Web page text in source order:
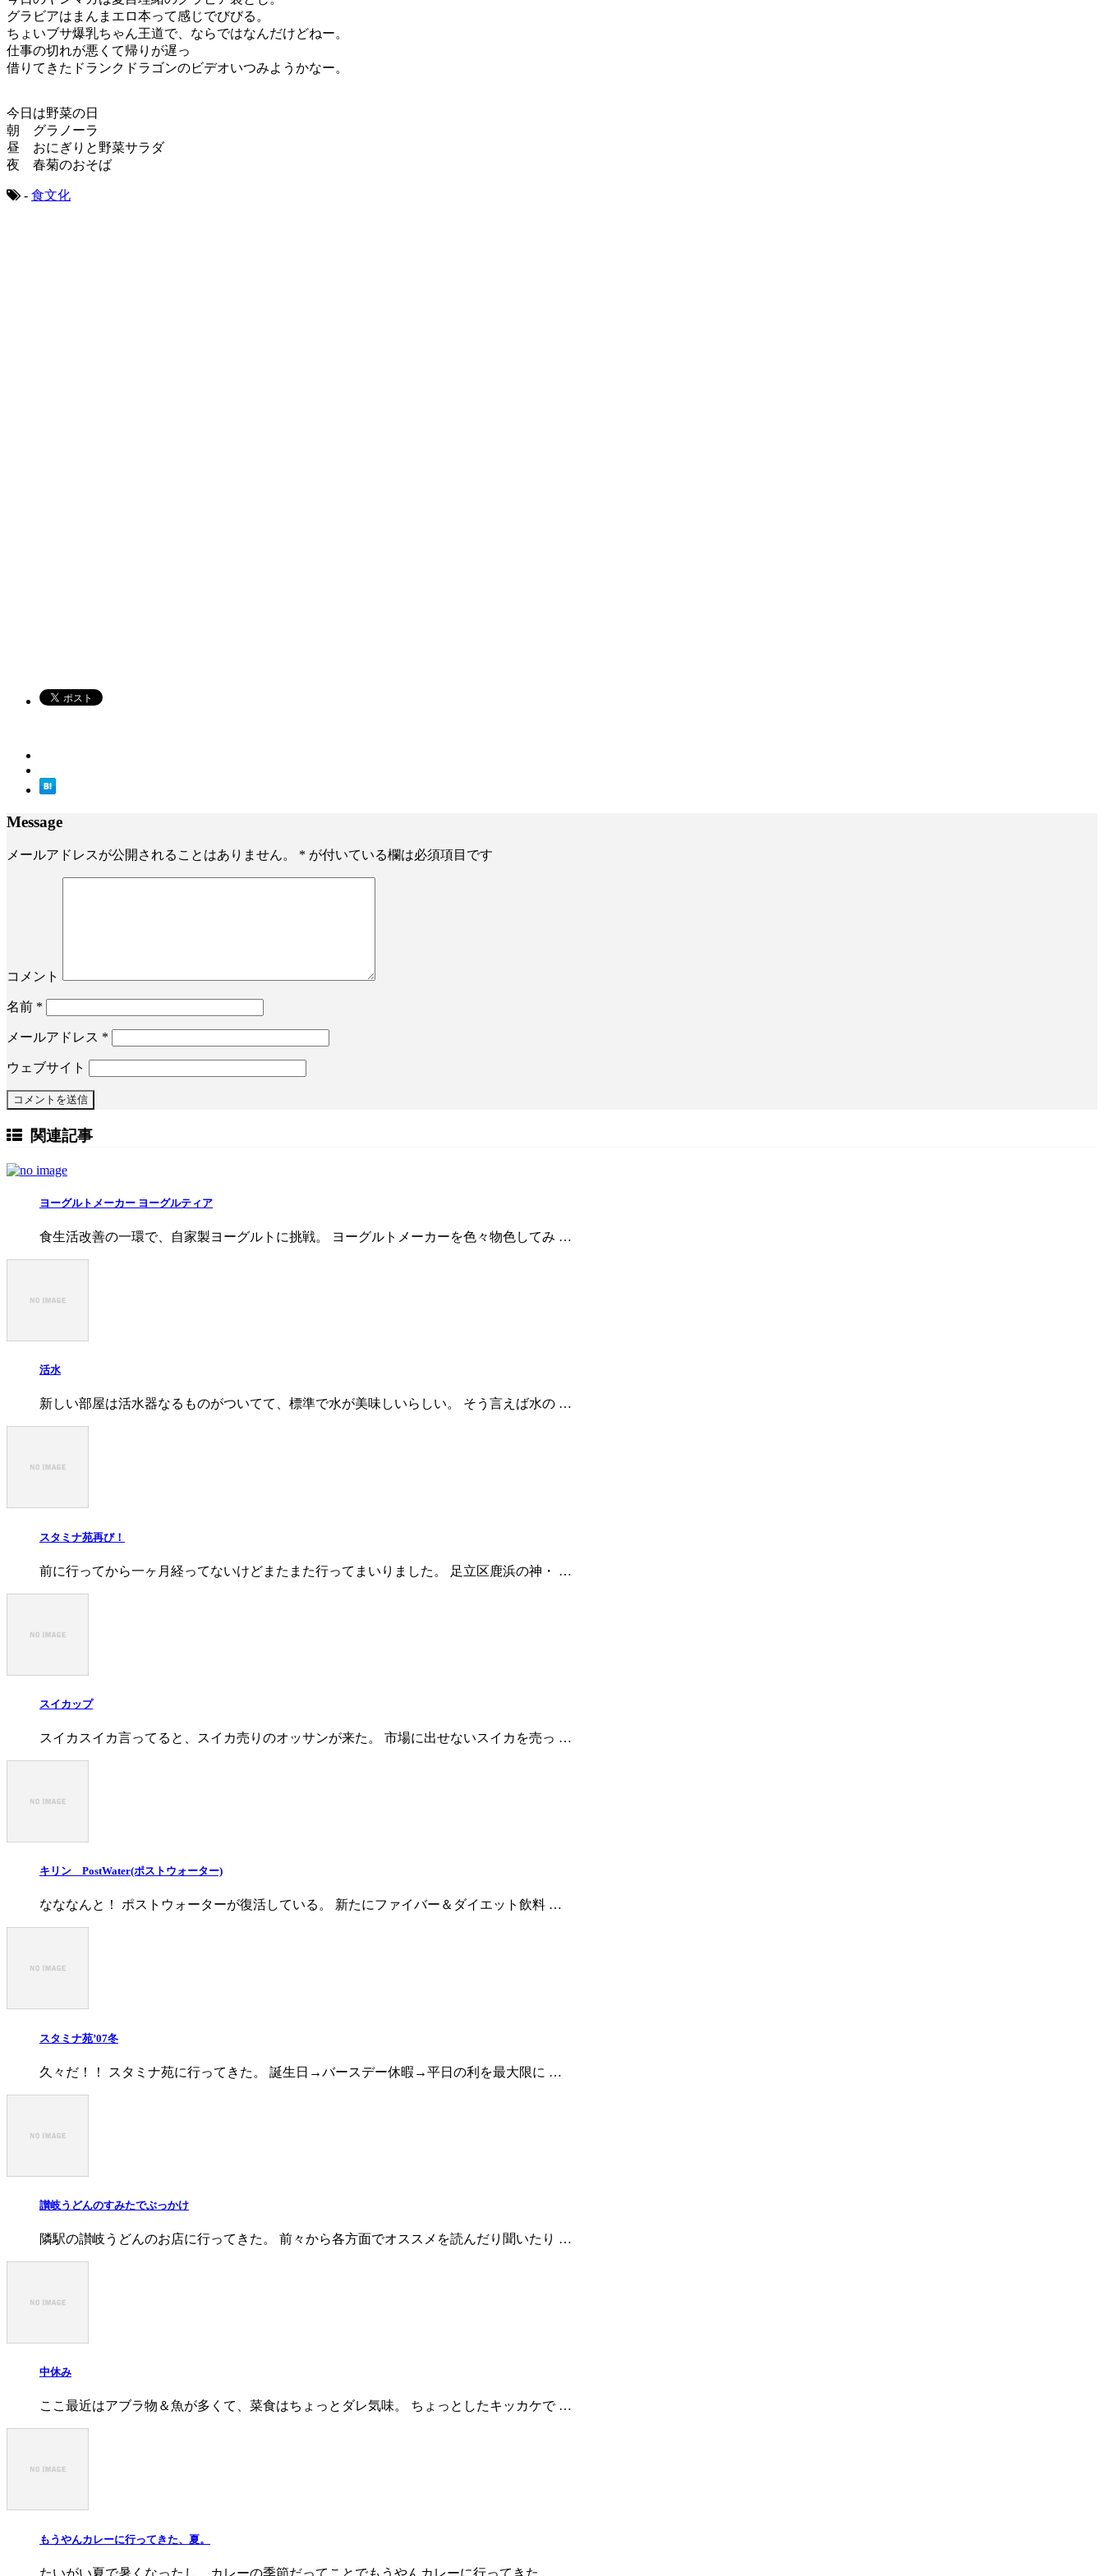
グラビアはまんまエロ本って感じでびびる。
ちょいブサ爆乳ちゃん王道で、ならではなんだけどねー。
仕事の切れが悪くて帰りが遅っ
借りてきたドランクドラゴンのビデオいつみようかなー。
今日は野菜の日
朝 グラノーラ
昼 おにぎりと野菜サラダ
夜 春菊のおそば
- 食文化
Message
メールアドレスが公開されることはありません。 * が付いている欄は必須項目です
コメント
名前 *
メールアドレス *
ウェブサイト
関連記事
ヨーグルトメーカー ヨーグルティア
食生活改善の一環で、自家製ヨーグルトに挑戦。 ヨーグルトメーカーを色々物色してみ …
活水
新しい部屋は活水器なるものがついてて、標準で水が美味しいらしい。 そう言えば水の …
スタミナ苑再び！
前に行ってから一ヶ月経ってないけどまたまた行ってまいりました。 足立区鹿浜の神・ …
スイカップ
スイカスイカ言ってると、スイカ売りのオッサンが来た。 市場に出せないスイカを売っ …
キリン PostWater(ポストウォーター)
なななんと！ ポストウォーターが復活している。 新たにファイバー＆ダイエット飲料 …
スタミナ苑’07冬
久々だ！！ スタミナ苑に行ってきた。 誕生日→バースデー休暇→平日の利を最大限に …
讃岐うどんのすみたでぶっかけ
隣駅の讃岐うどんのお店に行ってきた。 前々から各方面でオススメを読んだり聞いたり …
中休み
ここ最近はアブラ物＆魚が多くて、菜食はちょっとダレ気味。 ちょっとしたキッカケで …
もうやんカレーに行ってきた、夏。
たいがい夏で暑くなったし、カレーの季節だってことでもうやんカレーに行ってきた。 …